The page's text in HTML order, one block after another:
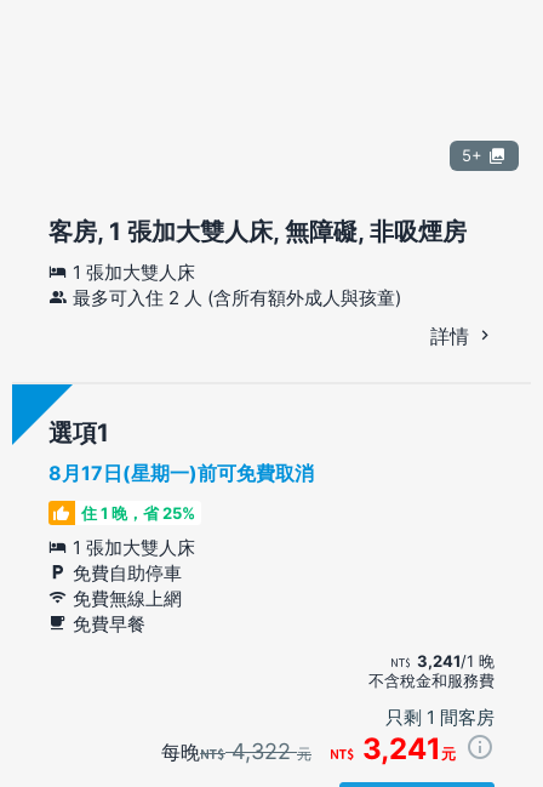
5+
客房, 1 張加大雙人床, 無障礙, 非吸煙房
1 張加大雙人床
最多可入住 2 人 (含所有額外成人與孩童)
詳情
選項
8月17日(星期一)前可免費取消
住 1 晚，省 25%
1 張加大雙人床
免費自助停車
免費無線上網
免費早餐
3,241/1 晚
不含稅金和服務費
只剩 1 間客房
每晚 4,322元 3,241 元